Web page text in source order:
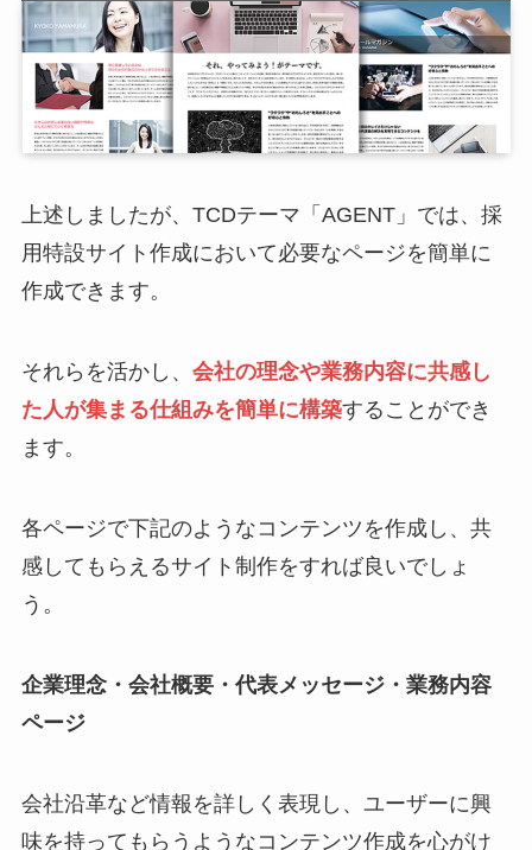
上述しましたが、TCDテーマ「AGENT」では、採
用特設サイト作成において必要なページを簡単に
作成できます。
それらを活かし、 会社の理念や業務内容に共感し
た人が集まる仕組みを簡単に構築することができ
ます。
各ページで下記のようなコンテンツを作成し、共
感してもらえるサイト制作をすれば良いでしょ
う。
企業理念・会社概要・代表メッセージ・業務内容
ページ
会社沿革など情報を詳しく表現し、ユーザーに興
味を持ってもらうようなコンテンツ作成を心がけ